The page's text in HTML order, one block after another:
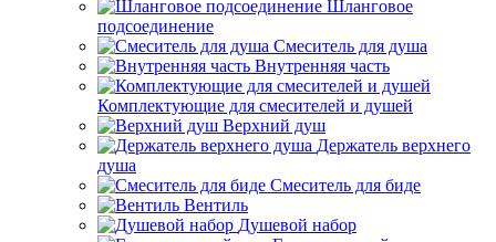
Шланговое
подсоединение
Смеситель для душа
Внутренняя часть
Комплектующие для смесителей и душей
Верхний душ
Держатель верхнего
душа
Смеситель для биде
Вентиль
Душевой набор